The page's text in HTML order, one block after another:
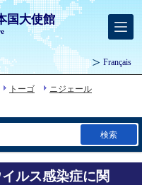
国大使館
Français
トーゴ
ニジェール
検索
ルス感染症に関